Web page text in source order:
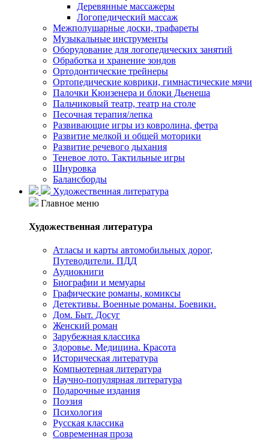
Деревянные массажеры
Логопедический массаж
Межполушарные доски, трафареты
Музыкальные инструменты
Оборудование для логопедических занятий
Обработка и хранение зондов
Ортодонтические трейнеры
Ортопедические коврики, гимнастические мячи
Палочки Кюизенера и блоки Дьенеша
Пальчиковый театр, театр на столе
Песочная терапия/лепка
Развивающие игры из ковролина, фетра
Развитие мелкой и общей моторики
Развитие речевого дыхания
Теневое лото. Тактильные игры
Шнуровка
Балансборды
Художественная литература
Главное меню
Художественная литература
Атласы и карты автомобильных дорог,
Путеводители. ПДД
Аудиокниги
Биографии и мемуары
Графические романы, комиксы
Детективы. Военные романы. Боевики.
Дом. Быт. Досуг
Женский роман
Зарубежная классика
Здоровье. Медицина. Красота
Историческая литература
Компьютерная литература
Научно-популярная литература
Подарочные издания
Поэзия
Психология
Русская классика
Современная проза